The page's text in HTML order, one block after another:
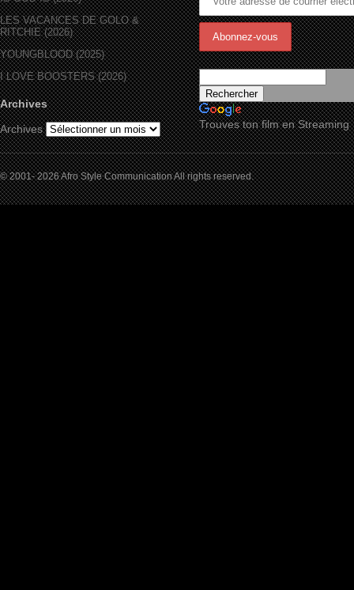
LES VACANCES DE GOLO &
RITCHIE (2026)
YOUNGBLOOD (2025)
I LOVE BOOSTERS (2026)
Archives
Archives
Trouves ton film en Streaming
© 2001- 2026 Afro Style Communication All rights reserved.